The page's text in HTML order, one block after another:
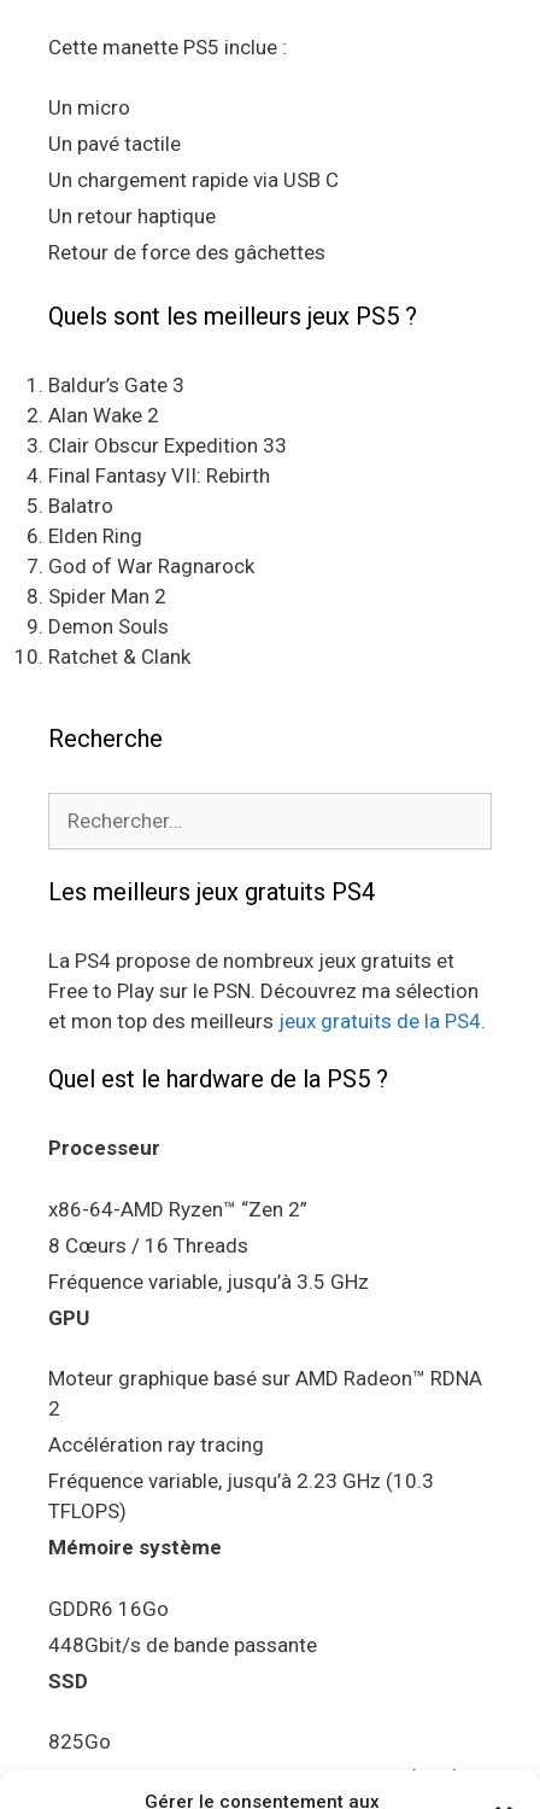
Gérer le consentement aux
Cette manette PS5 inclue :
Un micro
Un pavé tactile
Un chargement rapide via USB C
Un retour haptique
Retour de force des gâchettes
Quels sont les meilleurs jeux PS5 ?
Baldur’s Gate 3
Alan Wake 2
Clair Obscur Expedition 33
Final Fantasy VII: Rebirth
Balatro
Elden Ring
God of War Ragnarock
Spider Man 2
Demon Souls
Ratchet & Clank
Recherche
Les meilleurs jeux gratuits PS4
La PS4 propose de nombreux jeux gratuits et
Free to Play sur le PSN. Découvrez ma sélection
et mon top des meilleurs jeux gratuits de la PS4.
Quel est le hardware de la PS5 ?
Processeur
x86-64-AMD Ryzen™ “Zen 2”
8 Cœurs / 16 Threads
Fréquence variable, jusqu’à 3.5 GHz
GPU
Moteur graphique basé sur AMD Radeon™ RDNA
2
Accélération ray tracing
Fréquence variable, jusqu’à 2.23 GHz (10.3
TFLOPS)
Mémoire système
GDDR6 16Go
448Gbit/s de bande passante
SSD
825Go
5.5Gbit/s de bande passante en lecture (Brut)